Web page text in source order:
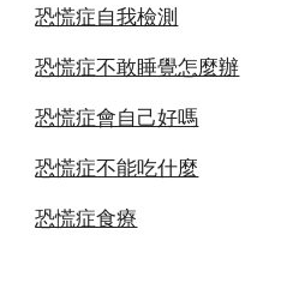
恐慌症自我檢測
恐慌症不敢睡覺怎麼辦
恐慌症會自己好嗎
恐慌症不能吃什麼
恐慌症食療